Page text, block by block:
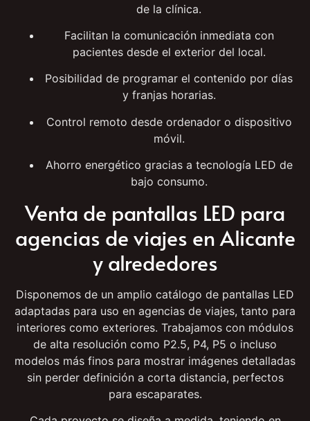
Refuerzan la imagen profesional y tecnológica
de la clínica.
pacientes desde el exterior del local.
y franjas horarias.
Control remoto desde ordenador o dispositivo
móvil.
bajo consumo.
Venta de pantallas LED para
agencias de viajes en Alicante
y alrededores
Disponemos de un amplio catálogo de pantallas LED
adaptadas para uso en agencias de viajes, tanto para
interiores como exteriores. Trabajamos con módulos
de alta resolución como P2.5, P4, P5 o incluso
modelos más finos para mostrar imágenes detalladas